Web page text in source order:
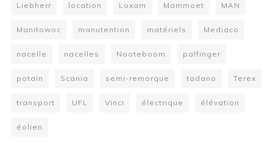
Liebherr location Loxam Mammoet MAN
Manitowoc manutention matériels Mediaco
nacelle nacelles Nooteboom palfinger
potain Scania semi-remorque tadano Terex
transport UFL Vinci électrique élévation
éolien